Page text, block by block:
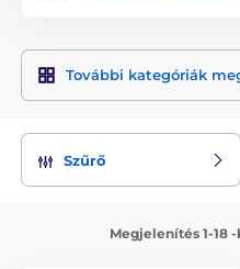
Canicalm
Eyenimal
További kategóriák
Szűrő
Megjelenítés 1-18